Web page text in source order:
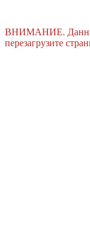
ВНИМАНИЕ. Данный
перезагрузите